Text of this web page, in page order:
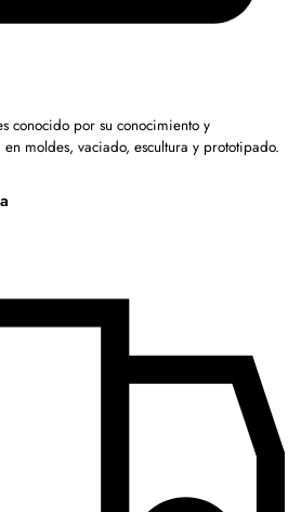
conocido por su conocimiento y
moldes, vaciado, escultura y prototipado.